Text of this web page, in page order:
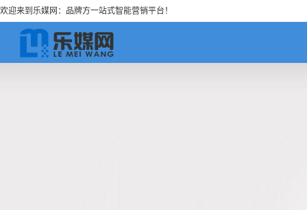
欢迎来到乐媒网：品牌方一站式智能营销平台！